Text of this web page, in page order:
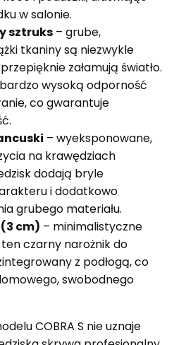
w salonie.
sztruks – grube,
tkaniny są niezwykle
załamują światło.
wysoką odporność
co gwarantuje
– wyeksponowane,
na krawędziach
dodają bryle
i dodatkowo
grubego materiału.
cm) – minimalistyczne
czarny narożnik do
z podłogą, co
swobodnego
COBRA S nie uznaje